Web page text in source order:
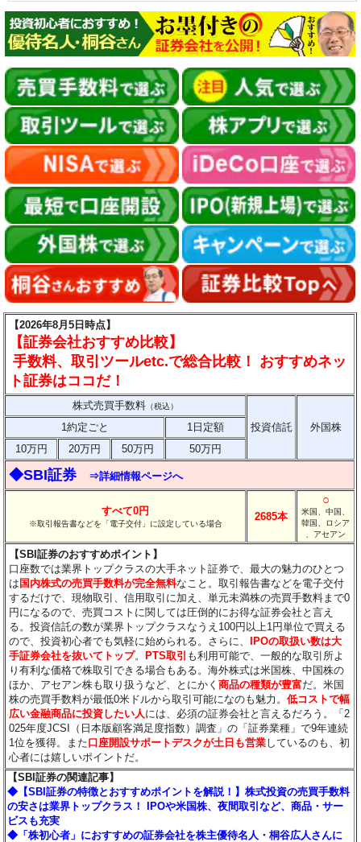
【2026年8月5日時点】
【証券会社おすすめ比較】
手数料、取引ツールetc.で総合比較！ おすすめネッ
ト証券はココだ！
株式売買手数料 （税込）
投資信託 外国株
1約定ごと
1日定額
10万円
20万円 50万円 50万円
◆SBI証券 ⇒詳細情報ページへ
すべて0円
※取引報告書などを「電子交付」に設定している場合
2685本
○
米国、中国、
韓国、ロシア
、アセアン
【SBI証券のおすすめポイント】
口座数では業界トップクラスの大手ネット証券で、最大の魅力のひとつ
は 国内株式の売買手数料が完全無料なこと。取引報告書などを電子交付
するだけで、現物取引、信用取引に加え、単元未満株の売買手数料まで0
円になるので、売買コストに関しては圧倒的にお得な証券会社と言え
る。投資信託の数が業界トップクラスなうえ100円以上1円単位で買える
ので、投資初心者でも気軽に始められる。さらに、
IPOの取扱い数は大
手証券会社を抜いてトップ。 PTS取引 も利用可能で、一般的な取引所よ
り有利な価格で株取引できる場合もある。海外株式は米国株、中国株の
ほか、アセアン株も取り扱うなど、とにかく商品の種類が豊富だ。米国
株の売買手数料が最低0米ドルから取引可能になのも魅力。低コストで幅
広い金融商品に投資したい人 には、必須の証券会社と言えるだろう。「2
025年度JCSI（日本版顧客満足度指数）調査」の「証券業種」で9年連続
1位を獲得。また口座開設サポートデスクが土日も営業しているのも、初
心者には嬉しいポイントだ。
【SBI証券の関連記事】
◆【SBI証券の特徴とおすすめポイントを解説！】株式投資の売買手数料
の安さは業界トップクラス！ IPOや米国株、夜間取引など、商品・サー
ビスも充実
◆「株初心者」におすすめの証券会社を株主優待名人・桐谷広人さんに